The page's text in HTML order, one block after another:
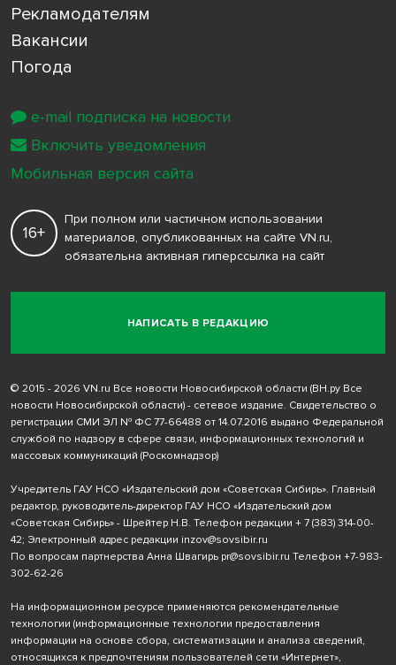
Рекламодателям
Вакансии
Погода
НАПИСАТЬ В РЕДАКЦИЮ
16+
При полном или частичном использовании
материалов, опубликованных на сайте VN.ru,
обязательна активная гиперссылка на сайт
© 2015 - 2026 VN.ru Все новости Новосибирской области (ВН.ру Все
новости Новосибирской области) - сетевое издание. Свидетельство о
регистрации СМИ ЭЛ № ФС 77-66488 от 14.07.2016 выдано Федеральной
службой по надзору в сфере связи, информационных технологий и
массовых коммуникаций (Роскомнадзор)
Учредитель ГАУ НСО «Издательский дом «Советская Сибирь». Главный
редактор, руководитель-директор ГАУ НСО «Издательский дом
«Советская Сибирь» - Шрейтер Н.В. Телефон редакции + 7 (383) 314-00-
42; Электронный адрес редакции inzov@sovsibir.ru
По вопросам партнерства Анна Швагирь pr@sovsibir.ru Телефон +7-983-
302-62-26
На информационном ресурсе применяются рекомендательные
технологии (информационные технологии предоставления
информации на основе сбора, систематизации и анализа сведений,
относящихся к предпочтениям пользователей сети «Интернет»,
e-mail подписка на новости
Включить уведомления
Мобильная версия сайта